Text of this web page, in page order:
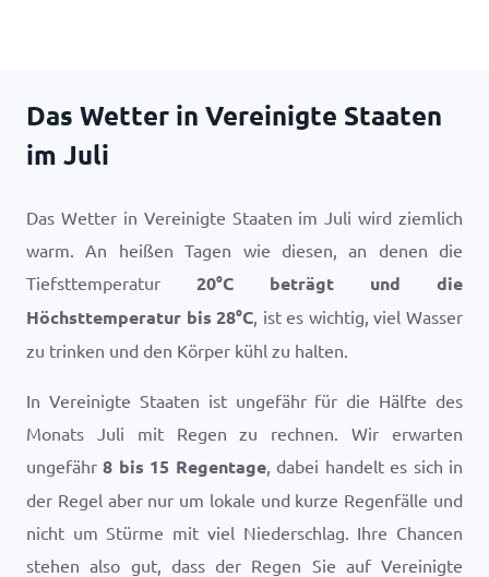
Das Wetter in Vereinigte Staaten
im Juli
Das Wetter in Vereinigte Staaten im Juli wird ziemlich
warm. An heißen Tagen wie diesen, an denen die
Tiefsttemperatur 20°C beträgt und die
Höchsttemperatur bis28°C, ist es wichtig, viel Wasser
zu trinken und den Körper kühl zu halten.
In Vereinigte Staaten ist ungefähr für die Hälfte des
Monats Juli mit Regen zu rechnen. Wir erwarten
ungefähr8 bis 15 Regentage, dabei handelt es sich in
der Regel aber nur um lokale und kurze Regenfälle und
nicht um Stürme mit viel Niederschlag. Ihre Chancen
stehen also gut, dass der Regen Sie auf Vereinigte